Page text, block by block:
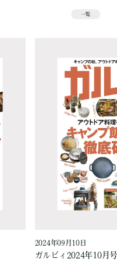
一覧
2024年09月10日
ガルビィ2024年10月